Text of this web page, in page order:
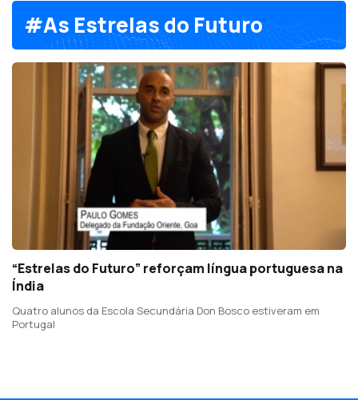
#As Estrelas do Futuro
“Estrelas do Futuro” reforçam língua portuguesa na
Índia
Quatro alunos da Escola Secundária Don Bosco estiveram em
Portugal